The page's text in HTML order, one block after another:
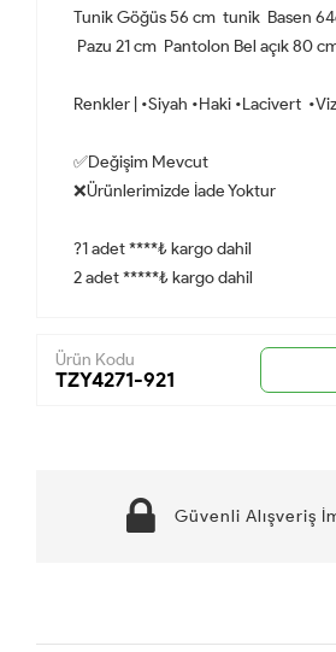
Tunik Göğüs 56 cm tunik Basen
Pazu 21 cm Pantolon Bel açık 80
Renkler | •Siyah •Haki •Lacivert
✅Değişim Mevcut
❌Ürünlerimizde İade Yoktur
?1 adet ****₺ kargo dahil
2 adet *****₺ kargo dahil
Ürün Kodu
TZY4271-921
Güvenli Alışveriş